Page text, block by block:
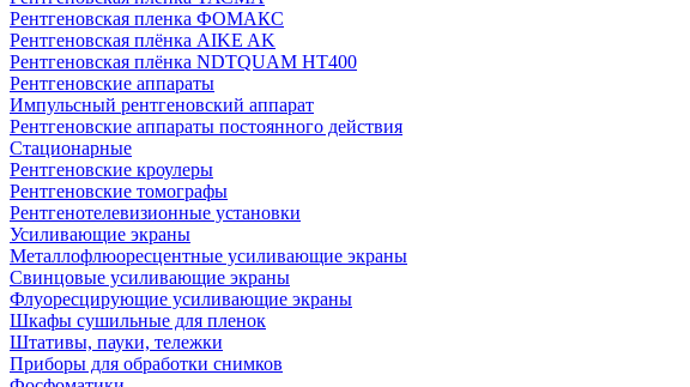
Рентгеновская пленка ФОМАКС
Рентгеновская плёнка AIKE AK
Рентгеновская плёнка NDTQUAM HT400
Рентгеновские аппараты
Импульсный рентгеновский аппарат
Рентгеновские аппараты постоянного действия
Стационарные
Рентгеновские кроулеры
Рентгеновские томографы
Рентгенотелевизионные установки
Усиливающие экраны
Металлофлюоресцентные усиливающие экраны
Свинцовые усиливающие экраны
Флуоресцирующие усиливающие экраны
Шкафы сушильные для пленок
Штативы, пауки, тележки
Приборы для обработки снимков